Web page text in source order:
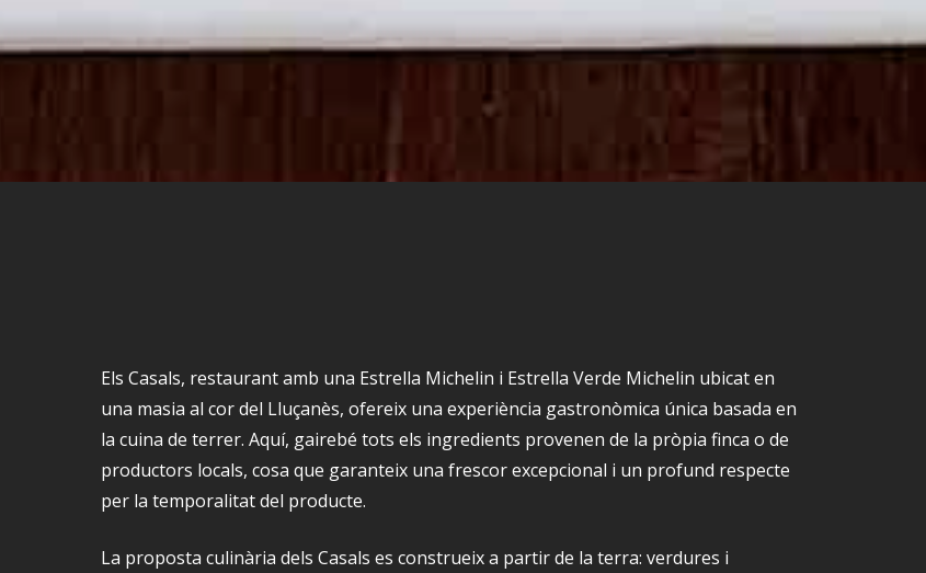
Els Casals, restaurant amb una Estrella Michelin i Estrella Verde Michelin ubicat en
una masia al cor del Lluçanès, ofereix una experiència gastronòmica única basada en
la cuina de terrer. Aquí, gairebé tots els ingredients provenen de la pròpia finca o de
productors locals, cosa que garanteix una frescor excepcional i un profund respecte
per la temporalitat del producte.
La proposta culinària dels Casals es construeix a partir de la terra: verdures i